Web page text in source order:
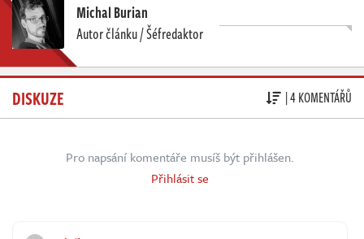
Michal Burian
Autor článku / Šéfredaktor
DISKUZE | 4 KOMENTÁŘŮ
Pro napsání komentáře musíš být přihlášen.
Přihlásit se